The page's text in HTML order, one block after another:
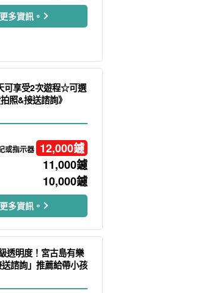
更多資訊。
可享受2次遊程☆可選
照&接送諮詢》
或指示器 12,000鑢
11,000鑢
10,000鑢
更多資訊。
透明度！宮古島有樂
諮詢」推薦給帶小孩